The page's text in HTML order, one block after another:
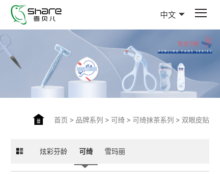
中文
首页 > 品牌系列 > 可绮> 可绮抹茶系列 > 双眼皮贴
炫彩芬龄 可绮 雪玛丽